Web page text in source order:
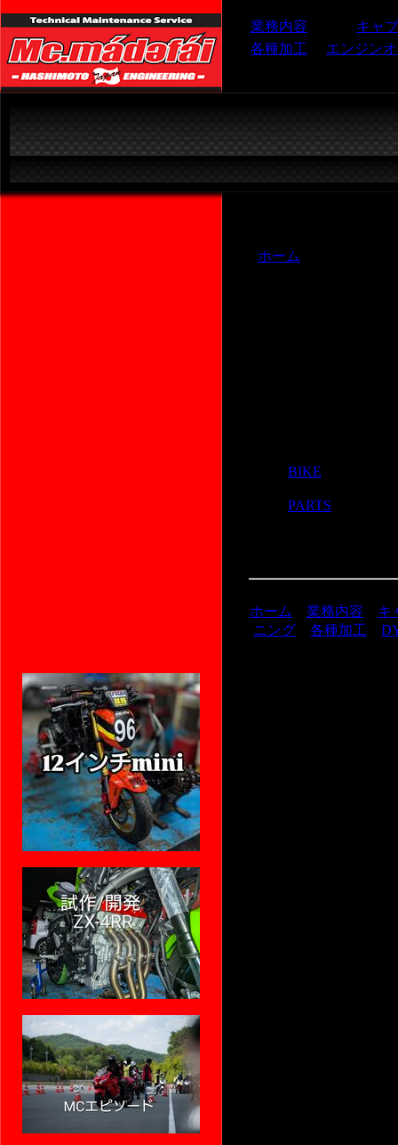
業務内容
キャ
各種加工
エンジン
ホーム
BIKE
PARTS
ホーム 業務内容
キ
ニング
各種加工